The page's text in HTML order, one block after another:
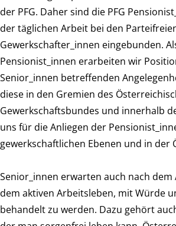
der PFG. Daher sind die PFG
der täglichen Arbeit bei den
Gewerkschafter_innen eingebunden.
Pensionist_innen erarbeiten wir
Senior_innen betreffenden
diese in den Gremien des
Gewerkschaftsbundes und innerhalb
uns für die Anliegen der
gewerkschaftlichen Ebenen und in der
Senior_innen erwarten auch nach dem
dem aktiven Arbeitsleben, mit Würde
behandelt zu werden. Dazu gehört